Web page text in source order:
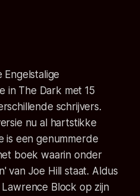
in The Dark met 15
schrijvers.
nu al hartstikke
is een genummerde
boek waarin onder
van Joe Hill staat. Aldus
Block op zijn